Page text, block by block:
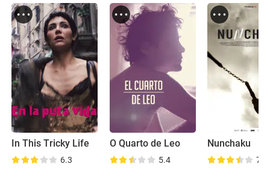
In This Tricky Life
6.3
O Quarto de Leo
5.4
Nunchaku
7.2